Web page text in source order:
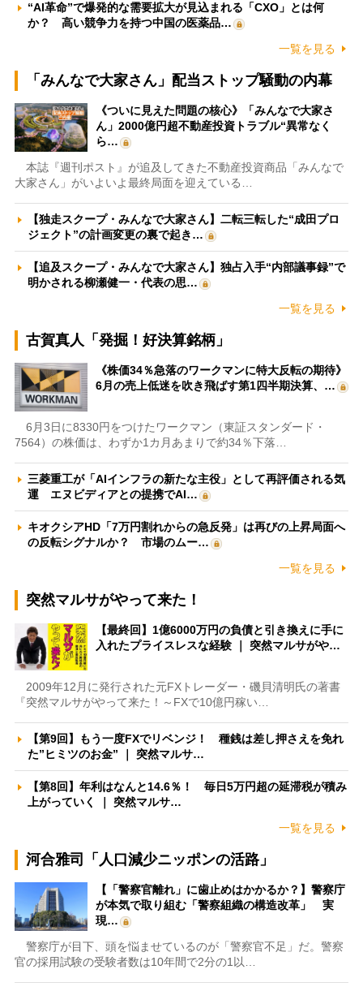
“AI革命”で爆発的な需要拡大が見込まれる「CXO」とは何
か？ 高い競争力を持つ中国の医薬品…
一覧を見る
「みんなで大家さん」配当ストップ騒動の内幕
《ついに見えた問題の核心》「みんなで大家さ
ん」2000億円超不動産投資トラブル“異常なく
ら…
本誌『週刊ポスト』が追及してきた不動産投資商品「みんなで
大家さん」がいよいよ最終局面を迎えている…
【独走スクープ・みんなで大家さん】二転三転した“成田プロ
ジェクト”の計画変更の裏で起き…
【追及スクープ・みんなで大家さん】独占入手“内部議事録”で
明かされる柳瀬健一・代表の思…
一覧を見る
古賀真人「発掘！好決算銘柄」
《株価34％急落のワークマンに特大反転の期待》
6月の売上低迷を吹き飛ばす第1四半期決算、…
6月3日に8330円をつけたワークマン（東証スタンダード・
7564）の株価は、わずか1カ月あまりで約34％下落…
三菱重工が「AIインフラの新たな主役」として再評価される気
運 エヌビディアとの提携でAI…
キオクシアHD「7万円割れからの急反発」は再びの上昇局面へ
の反転シグナルか？ 市場のムー…
一覧を見る
突然マルサがやって来た！
【最終回】1億6000万円の負債と引き換えに手に
入れたプライスレスな経験 ｜ 突然マルサがや…
2009年12月に発行された元FXトレーダー・磯貝清明氏の著書
『突然マルサがやって来た！～FXで10億円稼い…
【第9回】もう一度FXでリベンジ！ 種銭は差し押さえを免れ
た”ヒミツのお金” ｜ 突然マルサ…
【第8回】年利はなんと14.6％！ 毎日5万円超の延滞税が積み
上がっていく ｜ 突然マルサ…
一覧を見る
河合雅司「人口減少ニッポンの活路」
【「警察官離れ」に歯止めはかかるか？】警察庁
が本気で取り組む「警察組織の構造改革」 実
現…
警察庁が目下、頭を悩ませているのが「警察官不足」だ。警察
官の採用試験の受験者数は10年間で2分の1以…